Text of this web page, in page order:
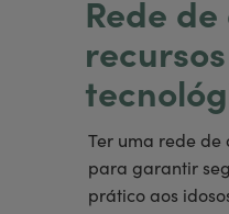
Rede
recursos
Ter uma rede de
para garantir
prático aos